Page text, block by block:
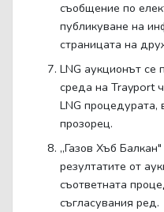
съобщение по
публикуване на
страницата на
LNG аукционът се
среда на Trayport
LNG процедурата,
прозорец.
„Газов Хъб
резултатите от
съответната
съгласувания ред.